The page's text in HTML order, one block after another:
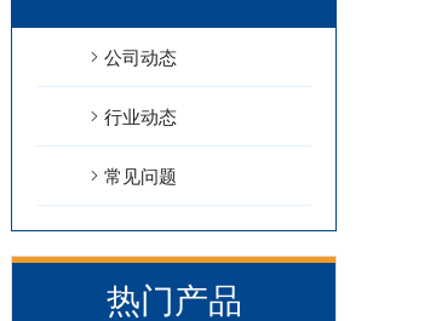
公司动态
行业动态
常见问题
热门产品